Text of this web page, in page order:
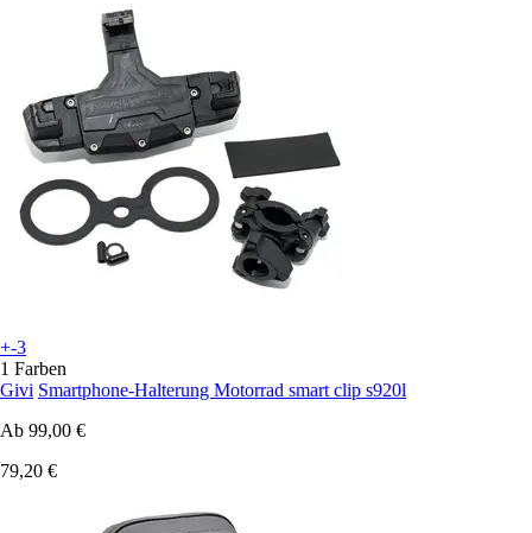
+-3
1 Farben
Givi Smartphone-Halterung Motorrad smart clip s920l
Ab 99,00 €
79,20 €